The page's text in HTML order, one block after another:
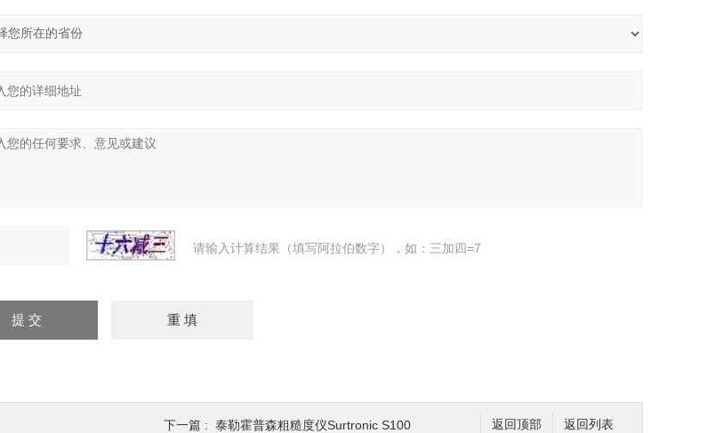
请输入计算结果（填写阿拉伯数字），如：三加四=7
返回列表
返回顶部
下一篇 : 泰勒霍普森粗糙度仪Surtronic S100